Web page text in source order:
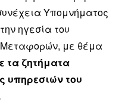
Υπομνήματος
ηγεσία του
Μεταφορών, με θέμα
τα ζητήματα
υπηρεσιών του